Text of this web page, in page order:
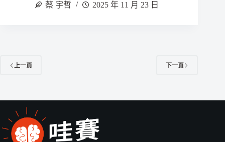
蔡 宇哲
2025 年 11 月 23 日
上一頁 下一頁